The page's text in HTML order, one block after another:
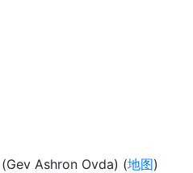
Ashron Ovda) (地图)